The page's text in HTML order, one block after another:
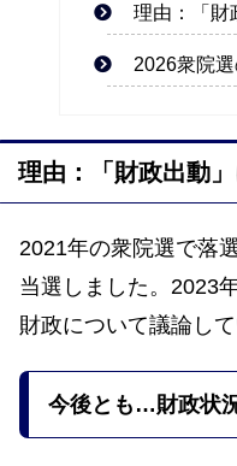
理由：「財
2026衆院
理由：「財政出動
2021年の衆院選で落
当選しました。2023
財政について議論して
今後とも…財政状